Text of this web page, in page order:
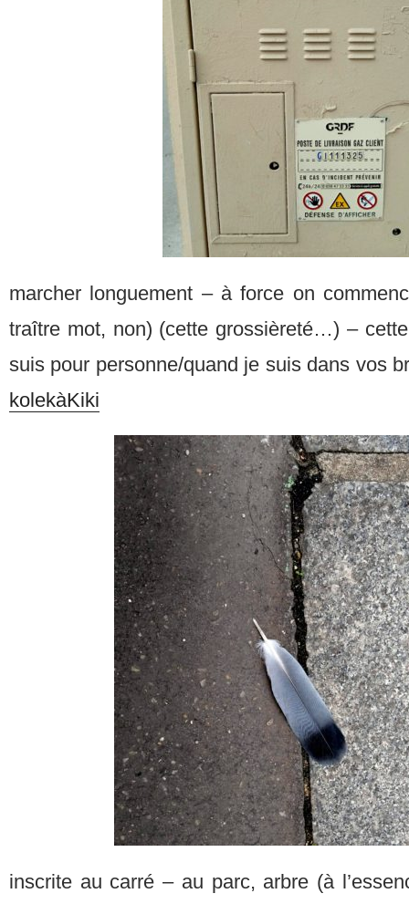
marcher longuement – à force on
traître mot, non) (cette grossièreté…) –
suis pour personne/quand je suis dans vos
kolekàKiki
inscrite au carré – au parc, arbre (à